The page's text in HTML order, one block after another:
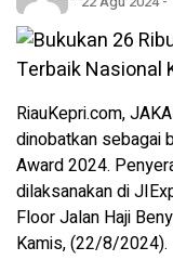
RiauKepri.com,
dinobatkan sebagai
Award 2024.
dilaksanakan di
Floor Jalan Haji
Kamis, (22/8/2024).